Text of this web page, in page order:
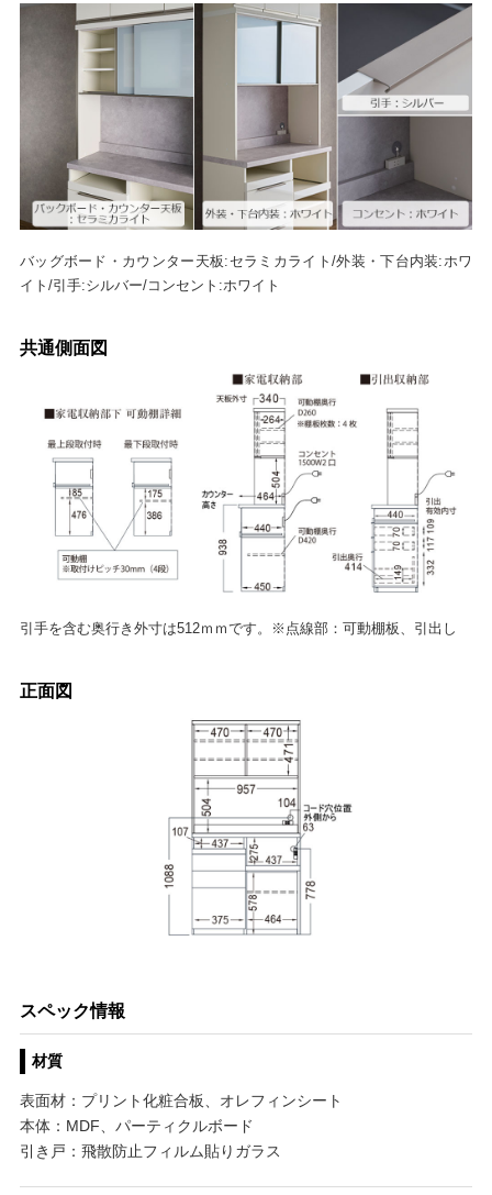
バッグボード・カウンター天板:セラミカライト/外装・下台内装:ホワ
イト/引手:シルバー/コンセント:ホワイト
共通側面図
引手を含む奥行き外寸は512ｍｍです。※点線部：可動棚板、引出し
正面図
スペック情報
材質
表面材：プリント化粧合板、オレフィンシート
本体：MDF、パーティクルボード
引き戸：飛散防止フィルム貼りガラス